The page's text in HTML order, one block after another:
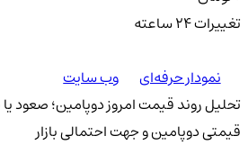
تغییرات ۲۴ ساعته
نمودار حرفه‌ای
وب سایت
تحلیل روند قیمت امروز دوپامین؛ صعود یا
قیمتی دوپامین و جهت احتمالی بازار